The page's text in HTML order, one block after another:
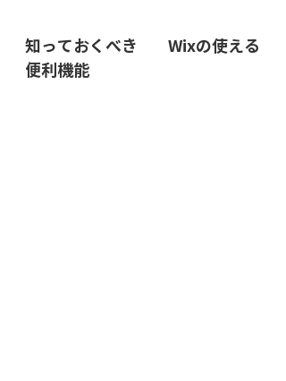
知っておくべき	Wixの使える
便利機能